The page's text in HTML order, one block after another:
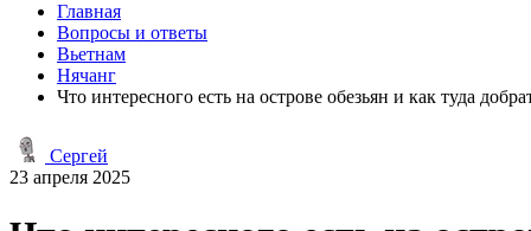
Главная
Вопросы и ответы
Вьетнам
Нячанг
Что интересного есть на острове обезьян и как туда
Сергей
23 апреля 2025